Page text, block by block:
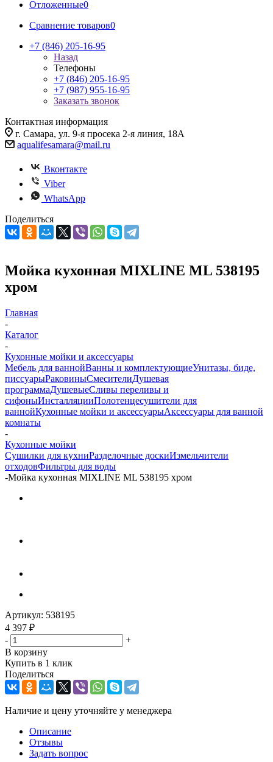
Отложенные0
Сравнение товаров0
+7 (846) 205-16-95
Назад
Телефоны
+7 (846) 205-16-95
+7 (987) 955-16-95
Заказать звонок
Контактная информация
г. Самара, ул. 9-я просека 2-я линия, 18А
aqualifesamara@mail.ru
Вконтакте
Viber
WhatsApp
Поделиться
Мойка кухонная MIXLINE ML 538195
хром
Главная
-
Каталог
-
Кухонные мойки и аксессуары
Мебель для ваннойВанны и комплектующиеУнитазы, биде,
писсуарыРаковиныСмесителиДушевая
программаДушевыеСливы переливы и
сифоныИнсталляцииПолотенцесушители для
ваннойКухонные мойки и аксессуарыАксессуары для ванной
комнаты
-
Кухонные мойки
Сушилки для кухниРазделочные доскиИзмельчители
отходовФильтры для воды
-Мойка кухонная MIXLINE ML 538195 хром
Артикул: 538195
4 397 ₽
-
+
В корзину
Купить в 1 клик
Поделиться
Наличие и цену уточняйте у менеджера
Описание
Отзывы
Задать вопрос